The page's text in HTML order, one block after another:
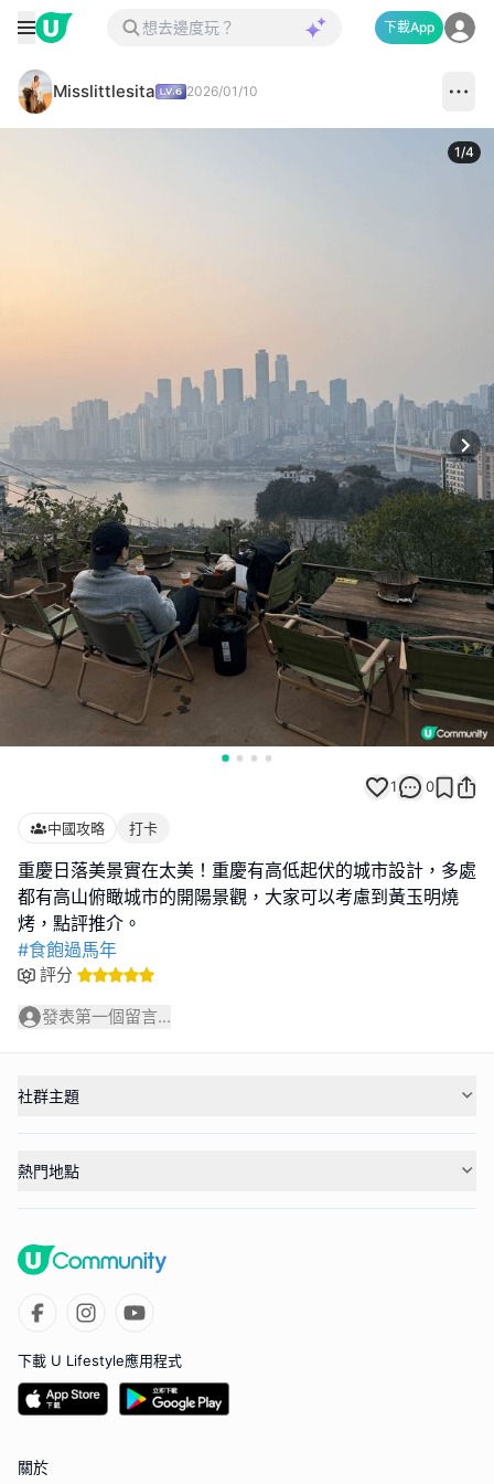
下載App
Misslittlesita 2026/01/10
1/4
1 0
中國攻略 打卡
重慶日落美景實在太美！重慶有高低起伏的城市設計，多處
都有高山俯瞰城市的開陽景觀，大家可以考慮到黃玉明燒
#食飽過馬年
評分
發表第一個留言...
社群主題
熱門地點
下載 U Lifestyle應用程式
關於